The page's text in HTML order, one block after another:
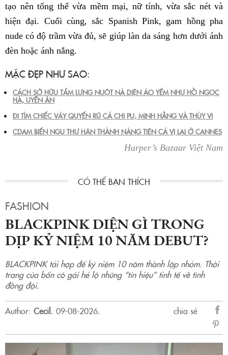
tạo nên tổng thể vừa mềm mại, nữ tính, vừa sắc nét và
hiện đại. Cuối cùng, sắc Spanish Pink, gam hồng pha
nude có độ trầm vừa đủ, sẽ giúp làn da sáng hơn dưới ánh
đèn hoặc ánh nắng.
MẶC ĐẸP NHƯ SAO:
CÁCH SỞ HỮU TẤM LƯNG NUỘT NÀ DIỆN ÁO YẾM NHƯ HỒ NGỌC
HÀ, UYỂN ÂN
ĐI TÌM CHIẾC VÁY QUYẾN RŨ CẢ CHI PU, MINH HẰNG VÀ THÙY VI
CDAM BIẾN NGU THƯ HÂN THÀNH NÀNG TIÊN CÁ VỊ LAI Ở CANNES
Harper’s Bazaar Việt Nam
FASHION
BLACKPINK DIỆN GÌ TRONG
DỊP KỶ NIỆM 10 NĂM DEBUT?
BLACKPINK tái hợp để kỷ niệm 10 năm thành lập nhóm. Thời
trang của bốn cô gái hé lộ những “tín hiệu” tinh tế về tình
đồng đội.
Author: Cecil. 09-08-2026.
chia sẻ
sẻ